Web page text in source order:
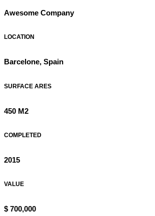
Awesome Company
LOCATION
Barcelone, Spain
SURFACE ARES
450 M2
COMPLETED
2015
VALUE
$ 700,000